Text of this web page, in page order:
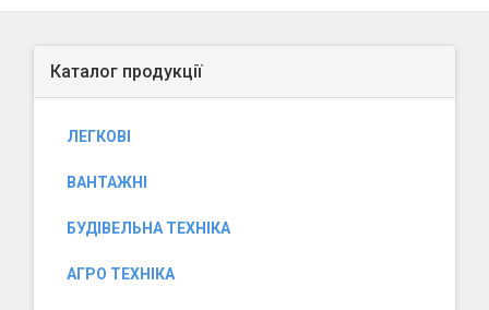
Каталог продукції
ЛЕГКОВІ
ВАНТАЖНІ
БУДІВЕЛЬНА ТЕХНІКА
АГРО ТЕХНІКА